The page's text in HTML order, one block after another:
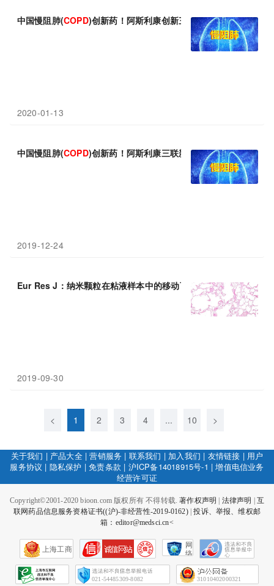
中国慢阻肺(COPD)创新药！阿斯利康创新三联布地格福吸入气雾
2020-01-13
中国慢阻肺(COPD)创新药！阿斯利康三联新药布地格福吸入气雾
2019-12-24
Eur Res J：纳米颗粒在粘液样本中的移动可预测COPD 的发生
2019-09-30
< 1 2 3 4 ... 10 >
关于我们 | 产品大全|营销服务 | 联系我们 | 加入我们 | 友情链接 | 用户
服务协议 | 隐私保护 |免责条款 | 沪ICP备14018915号-1 |增值电信业务
经营许可证
Copyright©2001-2020 bioon.com 版权所有 不得转载.著作权声明 法律声明
互
联网药品信息服务资格证书((沪)-非经营性-2019-0162)|投诉、举报、维权邮
箱：editor@medsci.cn<
上海工商
网
络
会
征
021-54485309-8082 31010402000321